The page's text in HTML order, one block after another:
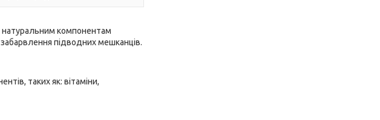
натуральним компонентам
підводних мешканців.
таких як: вітаміни,